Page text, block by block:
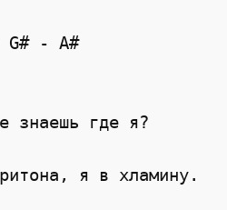
- A#
знаешь где я?
я в хламину.